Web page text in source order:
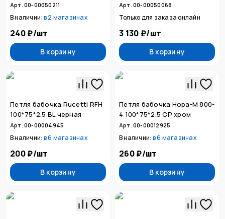
Арт. 00-00050211
В наличии: в2 магазинах
240 ₽/шт
В корзину
Арт. 00-00050068
Только для заказа онлайн
3 130 ₽/шт
В корзину
Петля бабочка Rucetti RFH
100*75*2.5 BL черная
Арт. 00-00004945
В наличии: в6 магазинах
200 ₽/шт
В корзину
Петля бабочка Нора-М 800-
4 100*75*2.5 CP хром
Арт. 00-00012925
В наличии: в6 магазинах
260 ₽/шт
В корзину